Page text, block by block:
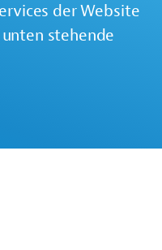
der Website
stehende